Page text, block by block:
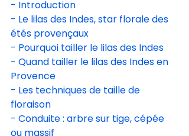
- Introduction
- Le lilas des Indes, star florale des
étés provençaux
- Pourquoi tailler le lilas des Indes
- Quand tailler le lilas des Indes en
Provence
- Les techniques de taille de
floraison
- Conduite : arbre sur tige, cépée
ou massif